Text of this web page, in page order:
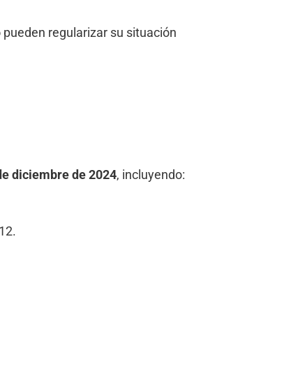
regularizar su situación
diciembre de 2024, incluyendo: